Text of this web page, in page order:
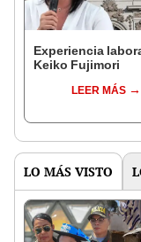
Experiencia
Keiko Fujimori
LEER MÁS
LO MÁS VISTO